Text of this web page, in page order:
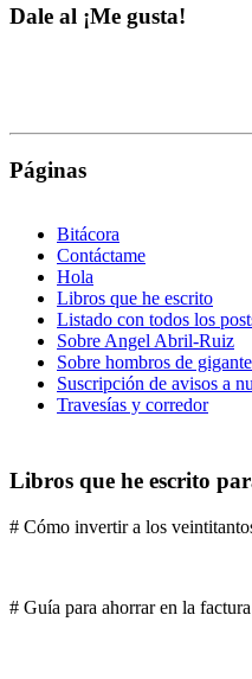
Dale al ¡Me gusta!
Páginas
Bitácora
Contáctame
Hola
Libros que he escrito
Listado con todos los
Sobre Angel Abril-Ruiz
Sobre hombros de
Suscripción de avisos a
Travesías y corredor
Libros que he escrito
# Cómo invertir a los
# Guía para ahorrar en la